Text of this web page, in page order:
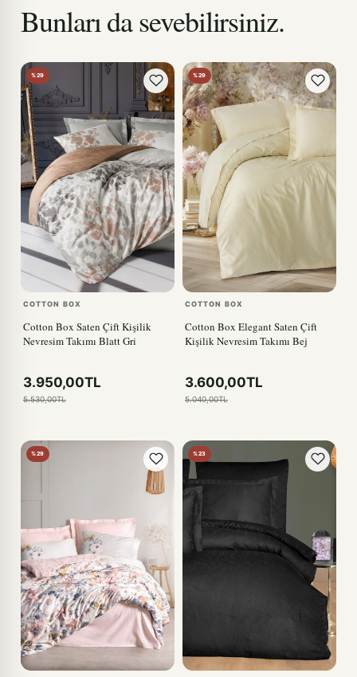
Bunları da sevebilirsiniz.
%29
COTTON BOX
Cotton Box Saten Çift Kişilik
Nevresim Takımı Blatt Gri
3.950,00TL
5.530,00TL
%29
COTTON BOX
Cotton Box Elegant Saten Çift
Kişilik Nevresim Takımı Bej
3.600,00TL
5.040,00TL
%29 %23